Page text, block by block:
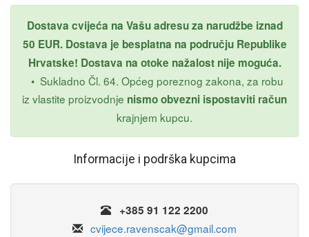
Dostava cvijeća na Vašu adresu za narudžbe iznad
50 EUR. Dostava je besplatna na području Republike
Hrvatske! Dostava na otoke nažalost nije moguća.
• Sukladno Čl. 64. Općeg poreznog zakona, za robu
iz vlastite proizvodnje nismo obvezni ispostaviti račun
krajnjem kupcu.
Informacije i podrška kupcima
+385 91 122 2200
cvijece.ravenscak@gmail.com